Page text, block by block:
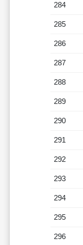
284
285
286
287
288
289
290
291
292
293
294
295
296